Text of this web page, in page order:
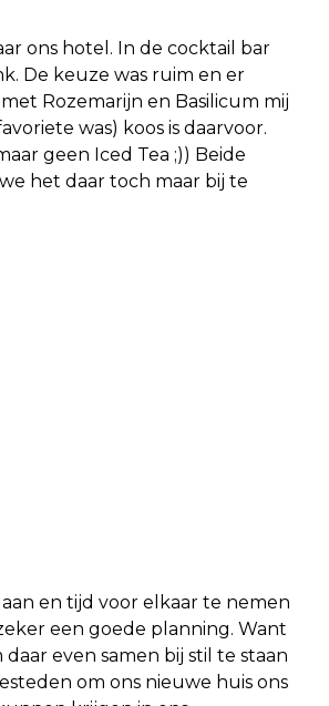
ons hotel. In de cocktail bar
De keuze was ruim en er
Rozemarijn en Basilicum mij
was) koos is daarvoor.
geen Iced Tea ;)) Beide
het daar toch maar bij te
en tijd voor elkaar te nemen
een goede planning. Want
even samen bij stil te staan
om ons nieuwe huis ons